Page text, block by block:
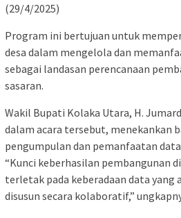
(29/4/2025)
Program ini bertujuan untuk
desa dalam mengelola dan
sebagai landasan perencanaan
sasaran.
Wakil Bupati Kolaka Utara, H.
dalam acara tersebut, menekankan
pengumpulan dan pemanfaatan
“Kunci keberhasilan pembangunan
terletak pada keberadaan data yang
disusun secara kolaboratif,”